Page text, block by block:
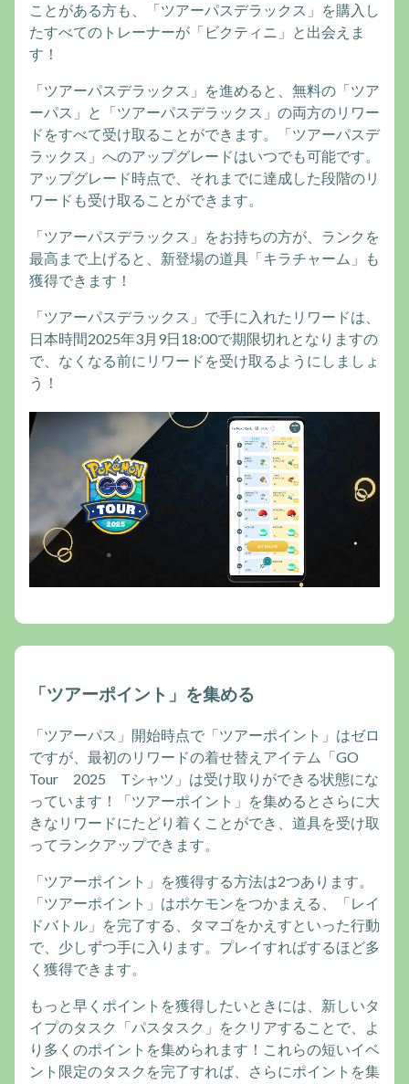
ことがある方も、「ツアーパスデラックス」を購入し
たすべてのトレーナーが「ビクティニ」と出会えま
す！
「ツアーパスデラックス」を進めると、無料の「ツア
ーパス」と「ツアーパスデラックス」の両方のリワー
ドをすべて受け取ることができます。「ツアーパスデ
ラックス」へのアップグレードはいつでも可能です。
アップグレード時点で、それまでに達成した段階のリ
ワードも受け取ることができます。
「ツアーパスデラックス」をお持ちの方が、ランクを
最高まで上げると、新登場の道具「キラチャーム」も
獲得できます！
「ツアーパスデラックス」で手に入れたリワードは、
日本時間2025年3月9日18:00で期限切れとなりますの
で、なくなる前にリワードを受け取るようにしましょ
う！
「ツアーポイント」を集める
「ツアーパス」開始時点で「ツアーポイント」はゼロ
ですが、最初のリワードの着せ替えアイテム「GO
Tour 2025 Tシャツ」は受け取りができる状態にな
っています！「ツアーポイント」を集めるとさらに大
きなリワードにたどり着くことができ、道具を受け取
ってランクアップできます。
「ツアーポイント」を獲得する方法は2つあります。
「ツアーポイント」はポケモンをつかまえる、「レイ
ドバトル」を完了する、タマゴをかえすといった行動
で、少しずつ手に入ります。プレイすればするほど多
く獲得できます。
もっと早くポイントを獲得したいときには、新しいタ
イプのタスク「パスタスク」をクリアすることで、よ
り多くのポイントを集められます！これらの短いイベ
ント限定のタスクを完了すれば、さらにポイントを集